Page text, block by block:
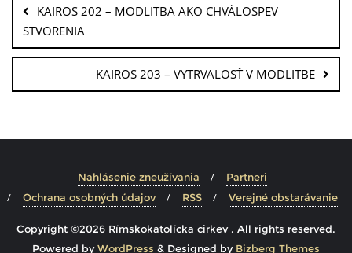
KAIROS 202 – MODLITBA AKO CHVÁLOSPEV
STVORENIA
KAIROS 203 – VYTRVALOSŤ V MODLITBE
Nahlásenie zneužívania
Partneri
Ochrana osobných údajov
RSS Verejné obstarávanie
Copyright ©2026 Rímskokatolícka cirkev . All rights reserved.
Powered byWordPress & Designed by Bizberg Themes